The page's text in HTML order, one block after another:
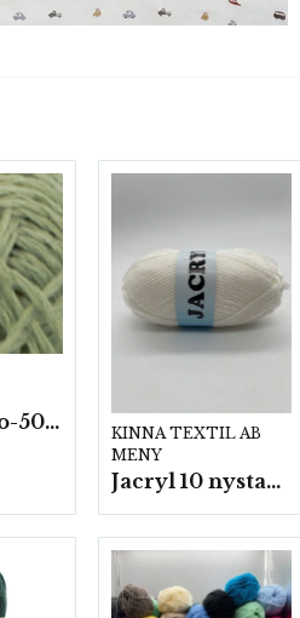
New Arezzo-50g./nyst. 10 st/fp.
KINNA TEXTIL AB
MENY
Jacryl 10 nystan a50g./fp.